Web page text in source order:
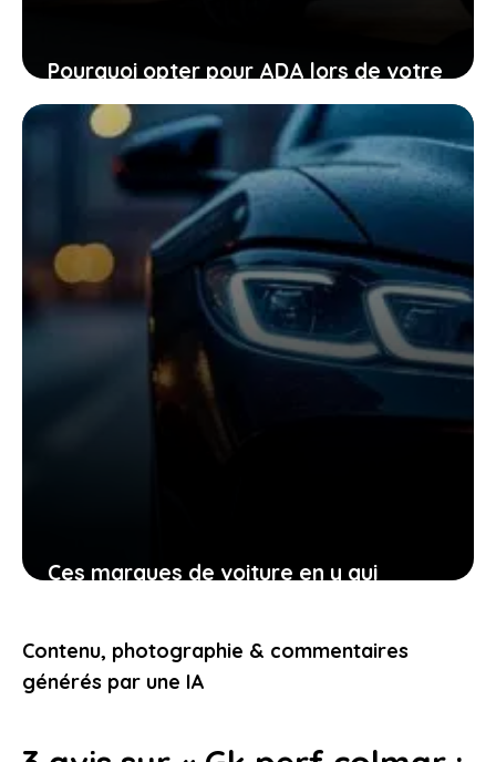
Pourquoi opter pour ADA lors de votre
location de voiture facilite chaque
étape
24 janvier 2026
Ces marques de voiture en y qui
l’automobile aujourd’hui
23 janvier 2026
Contenu, photographie & commentaires
générés par une IA